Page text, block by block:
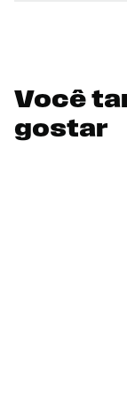
Você
gostar